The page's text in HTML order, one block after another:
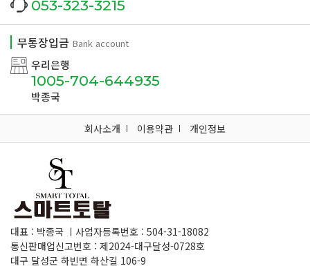
053-323-3215
무통장입금 Bank account
우리은행
1005-704-644935
박종국
회사소개 이용약관 개인정보
대표 : 박종국 ㅣ사업자등록번호 : 504-31-18082
통신판매업신고번호 : 제2024-대구달성-0728호
대구 달성군 하빈면 하산길 106-9